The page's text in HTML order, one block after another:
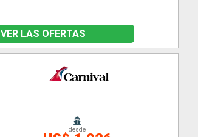
VER LAS OFERTAS
desde